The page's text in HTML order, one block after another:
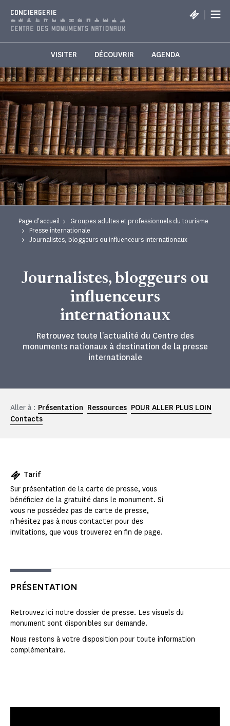
CONCIERGERIE |
VISITER DÉCOUVRIR AGENDA
Page d'accueil
Groupes adultes et professionnels du tourisme
Presse internationale
Journalistes, bloggeurs ou influenceurs internationaux
Journalistes, bloggeurs ou
influenceurs
internationaux
Retrouvez toute l'actualité du Centre des
monuments nationaux à destination de la presse
internationale
Aller à : Présentation Ressources POUR ALLER PLUS LOIN
Contacts
Tarif
Sur présentation de la carte de presse, vous
bénéficiez de la gratuité dans le monument. Si
vous ne possédez pas de carte de presse,
n'hésitez pas à nous contacter pour des
invitations, que vous trouverez en fin de page.
PRÉSENTATION
Retrouvez ici notre dossier de presse. Les visuels du
monument sont disponibles sur demande.
Nous restons à votre disposition pour toute information
complémentaire.